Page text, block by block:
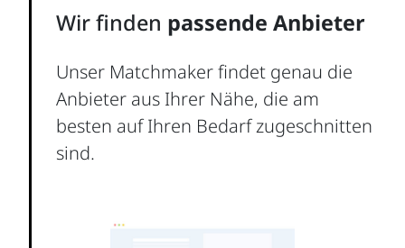
Wir finden passende Anbieter
Unser Matchmaker findet genau die
Anbieter aus Ihrer Nähe, die am
besten auf Ihren Bedarf zugeschnitten
sind.